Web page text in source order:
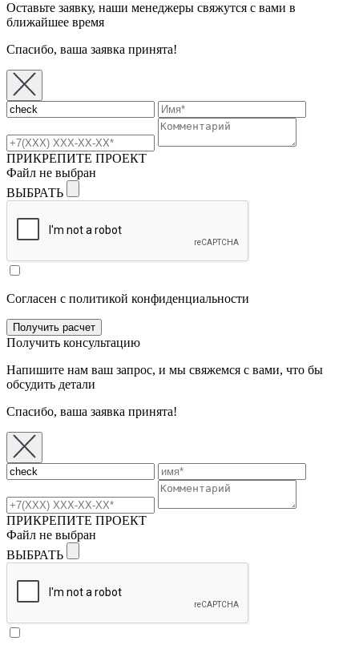
Оставьте заявку, наши менеджеры свяжутся с вами в
ближайшее время
Спасибо, ваша заявка принята!
ПРИКРЕПИТЕ ПРОЕКТ
Файл не выбран
ВЫБРАТЬ
Согласен с политикой конфиденциальности
Получить консультацию
Напишите нам ваш запрос, и мы свяжемся с вами, что бы
обсудить детали
Спасибо, ваша заявка принята!
ПРИКРЕПИТЕ ПРОЕКТ
Файл не выбран
ВЫБРАТЬ